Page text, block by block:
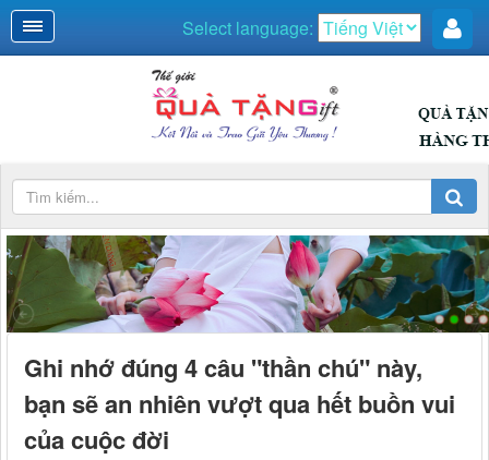
Select language:
DUYÊN DÁNG
Ghi nhớ đúng 4 câu "thần chú" này,
bạn sẽ an nhiên vượt qua hết buồn vui
của cuộc đời